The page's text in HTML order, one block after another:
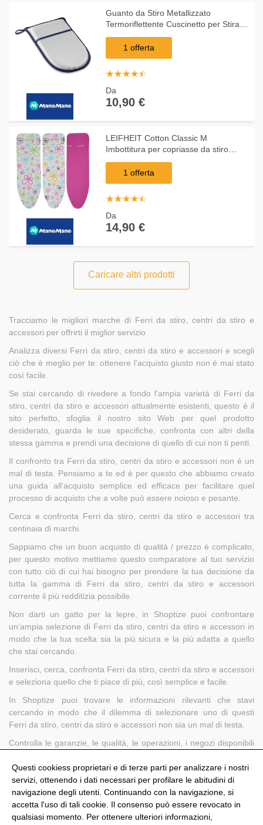
Guanto da Stiro Metallizzato
Termoriflettente Cuscinetto per Stirare
Leifheit
1 offerta
☆☆☆☆☆
★★★★★
Da
10,90 €
LEIFHEIT Cotton Classic M
Imbottitura per copriasse da stiro
Cotone Rosa, Bianco
1 offerta
☆☆☆☆☆
★★★★★
Da
14,90 €
Caricare altri prodotti
Tracciamo le migliori marche di Ferri da stiro, centri da stiro e
accessori per offrirti il ​​miglior servizio
Analizza diversi Ferri da stiro, centri da stiro e accessori e scegli
ciò che è meglio per te: ottenere l'acquisto giusto non è mai stato
così facile.
Se stai cercando di rivedere a fondo l'ampia varietà di Ferri da
stiro, centri da stiro e accessori attualmente esistenti, questo è il
sito perfetto, sfoglia il nostro sito Web per quel prodotto
desiderato, guarda le sue specifiche, confronta con altri della
stessa gamma e prendi una decisione di quello di cui non ti penti.
Il confronto tra Ferri da stiro, centri da stiro e accessori non è un
mal di testa. Pensiamo a te ed è per questo che abbiamo creato
una guida all'acquisto semplice ed efficace per facilitare quel
processo di acquisto che a volte può essere noioso e pesante.
Cerca e confronta Ferri da stiro, centri da stiro e accessori tra
centinaia di marchi.
Sappiamo che un buon acquisto di qualità / prezzo è complicato,
per questo motivo mettiamo questo comparatore al tuo servizio
con tutto ciò di cui hai bisogno per prendere la tua decisione da
tutta la gamma di Ferri da stiro, centri da stiro e accessori
corrente il più redditizia possibile.
Non darti un gatto per la lepre, in Shoptize puoi confrontare
un'ampia selezione di Ferri da stiro, centri da stiro e accessori in
modo che la tua scelta sia la più sicura e la più adatta a quello
che stai cercando.
Inserisci, cerca, confronta Ferri da stiro, centri da stiro e accessori
e seleziona quello che ti piace di più, così semplice e facile.
In Shoptize puoi trovare le informazioni rilevanti che stavi
cercando in modo che il dilemma di selezionare uno di questi
Ferri da stiro, centri da stiro e accessori non sia un mal di testa.
Controlla le garanzie, le qualità, le operazioni, i negozi disponibili
stiro, centri da stiro e accessori e colpire l'unghia sulla testa.
@Shoptize 2026
Questi cookiess proprietari e di terze parti per analizzare i nostri
servizi, ottenendo i dati necessari per profilare le abitudini di
navigazione degli utenti. Continuando con la navigazione, si
accetta l'uso di tali cookie. Il consenso può essere revocato in
qualsiasi momento. Per ottenere ulteriori informazioni,